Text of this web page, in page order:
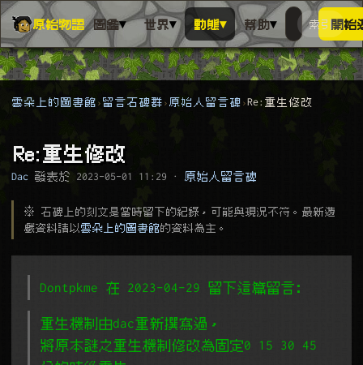
原始物語 圖鑑▾ 世界▾ 動態▾ 幫助▾
搜尋萬物
搜人物、
索引開始
雲朵上的圖書館 留言石碑群 原始人留言碑 Re:重生修改
Re:重生修改
Dac 發表於 2023-05-01 11:29 · 原始人留言碑
※ 石碑上的刻文是當時留下的紀錄，可能與現況不符。最新遊
戲資料請以 雲朵上的圖書館的資料為主。
Dontpkme 在 2023-04-29 留下這篇留言﹕
重生機制由dac重新撰寫過，
將原本謎之重生機制修改為固定0 15 30 45